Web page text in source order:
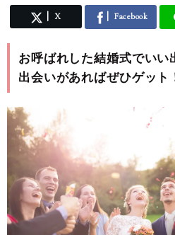
X Facebook
お呼ばれした結婚式でい
出会いがあればぜひゲット